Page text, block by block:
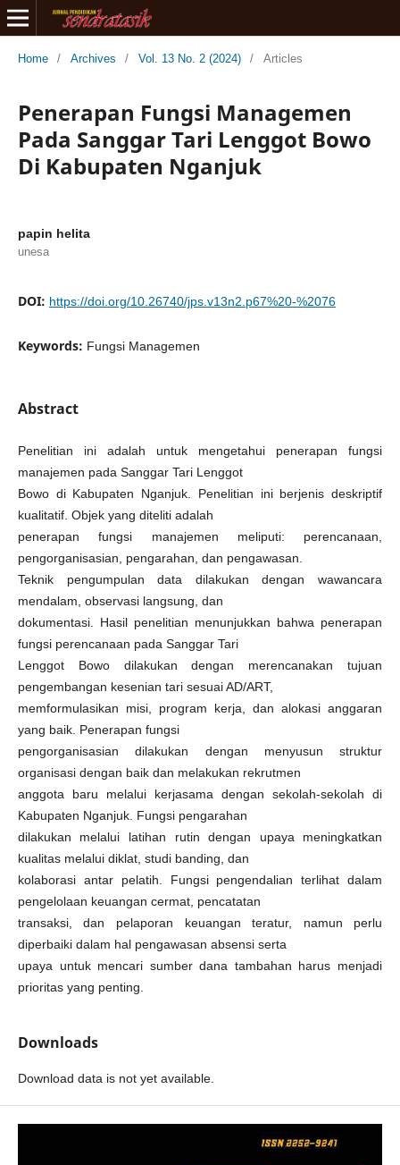
Home / Archives / Vol. 13 No. 2 (2024) / Articles
Penerapan Fungsi Managemen
Pada Sanggar Tari Lenggot Bowo
Di Kabupaten Nganjuk
papin helita
unesa
DOI: https://doi.org/10.26740/jps.v13n2.p67%20-%2076
Keywords: Fungsi Managemen
Abstract
Penelitian ini adalah untuk mengetahui penerapan fungsi
manajemen pada Sanggar Tari Lenggot
Bowo di Kabupaten Nganjuk. Penelitian ini berjenis deskriptif
kualitatif. Objek yang diteliti adalah
penerapan fungsi manajemen meliputi: perencanaan,
pengorganisasian, pengarahan, dan pengawasan.
Teknik pengumpulan data dilakukan dengan wawancara
mendalam, observasi langsung, dan
dokumentasi. Hasil penelitian menunjukkan bahwa penerapan
fungsi perencanaan pada Sanggar Tari
Lenggot Bowo dilakukan dengan merencanakan tujuan
pengembangan kesenian tari sesuai AD/ART,
memformulasikan misi, program kerja, dan alokasi anggaran
yang baik. Penerapan fungsi
pengorganisasian dilakukan dengan menyusun struktur
organisasi dengan baik dan melakukan rekrutmen
anggota baru melalui kerjasama dengan sekolah-sekolah di
Kabupaten Nganjuk. Fungsi pengarahan
dilakukan melalui latihan rutin dengan upaya meningkatkan
kualitas melalui diklat, studi banding, dan
kolaborasi antar pelatih. Fungsi pengendalian terlihat dalam
pengelolaan keuangan cermat, pencatatan
transaksi, dan pelaporan keuangan teratur, namun perlu
diperbaiki dalam hal pengawasan absensi serta
upaya untuk mencari sumber dana tambahan harus menjadi
prioritas yang penting.
Downloads
Download data is not yet available.